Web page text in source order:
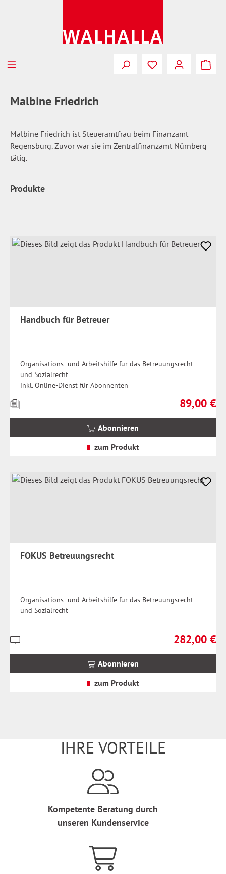
Du hast 0
Malbine Friedrich
Malbine Friedrich ist Steueramtfrau beim Finanzamt
Regensburg. Zuvor war sie im Zentralfinanzamt Nürnberg
tätig.
Produkte
Handbuch für Betreuer
Organisations- und Arbeitshilfe für das Betreuungsrecht
und Sozialrecht
inkl. Online-Dienst für Abonnenten
Regulärer
89,00 €
Preise
inkl.
Abonnieren
zum Produkt
FOKUS Betreuungsrecht
Organisations- und Arbeitshilfe für das Betreuungsrecht
und Sozialrecht
Regulärer
282,00 €
Preise
Abonnieren
zum Produkt
IHRE VORTEILE
Kompetente Beratung durch
unseren Kundenservice